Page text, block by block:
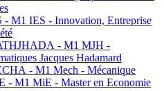
- M1 IES - Innovation, Entreprise
- M1 MJH -
Jacques Hadamard
- M1 Mech - Mécanique
- M1 MiE - Master en Economie